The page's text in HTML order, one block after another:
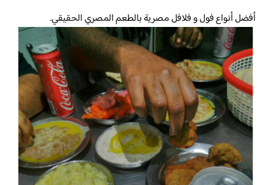
أفضل أنواع فول و فلافل مصرية بالطعم المصري الحقيقي.